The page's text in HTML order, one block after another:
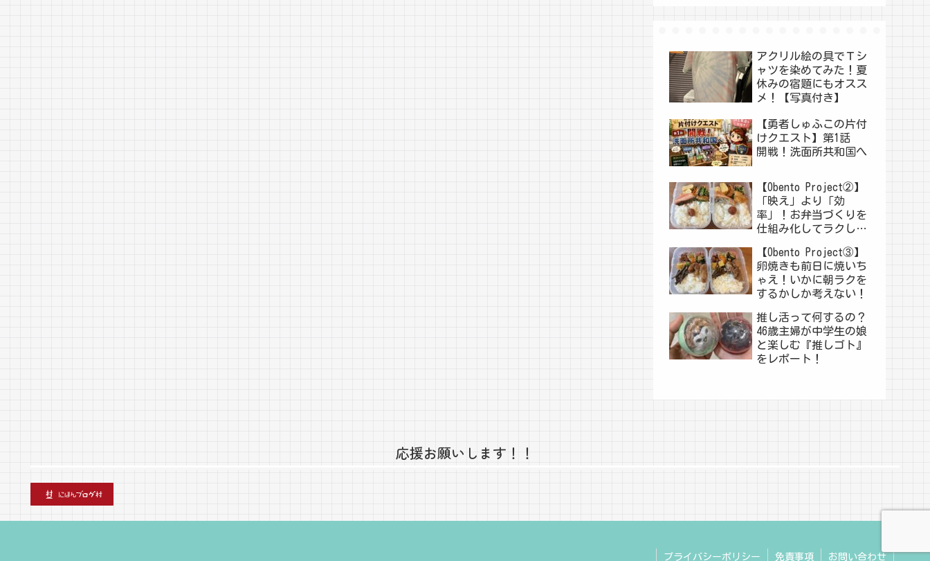
アクリル絵の具でＴシ
ャツを染めてみた！夏
休みの宿題にもオスス
メ！【写真付き】
【勇者しゅふこの片付
けクエスト】第1話
開戦！洗面所共和国へ
【Obento Project②】
「映え」より「効
率」！お弁当づくりを
仕組み化してラクした
【Obento Project③】
卵焼きも前日に焼いち
ゃえ！いかに朝ラクを
するかしか考えない！
推し活って何するの？
46歳主婦が中学生の娘
と楽しむ『推しゴト』
をレポート！
応援お願いします！！
プライバシーポリシー 免責事項 お問い合わせ